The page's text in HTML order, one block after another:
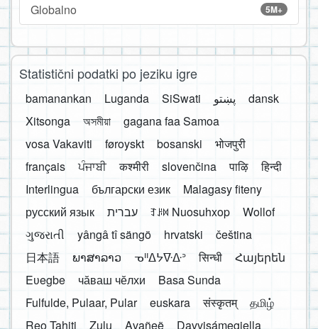
5M+
Globalno
Statistični podatki po jeziku igre
bamanankan Luganda SiSwati پښتو
dansk
Xitsonga
অসমীয়া
gagana faa Samoa
vosa Vakaviti
føroyskt bosanski
भोजपुरी
français
ਪੰਜਾਬੀ कश्मीरी slovenčina पाऴि
हिन्दी
Interlingua
български език
Malagasy fiteny
русский язык
עברית ꆈꌠ꒿ Nuosuhxop
Wollof
ગુજરાતી
yângâ tî sängö hrvatski
čeština
日本語
ພາສາລາວ ᓀᐦᐃᔭᐍᐏᐣ सिन्धी
Հայերեն
Eʋegbe
чӑваш чӗлхи
Basa Sunda
Fulfulde, Pulaar, Pular
euskara संस्कृतम्
தமிழ்
Reo Tahiti
Zulu Avañeẽ Davvisámegiella